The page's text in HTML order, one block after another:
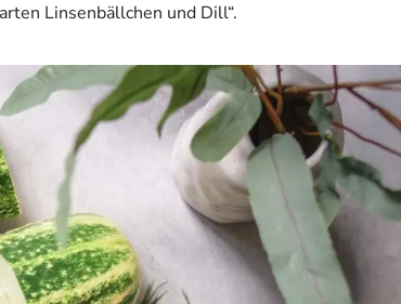
Linsenbällchen und Dill“.